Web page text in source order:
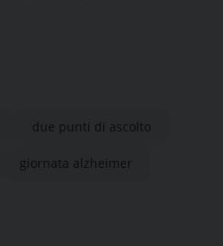
due punti di ascolto
giornata alzheimer